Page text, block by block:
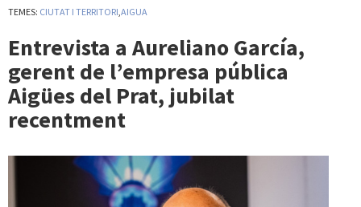
TEMES: CIUTAT I TERRITORI,AIGUA
Entrevista a Aureliano García,
gerent de l’empresa pública
Aigües del Prat, jubilat
recentment